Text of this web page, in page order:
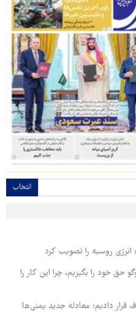
انتخاب
انرژی روسیه را تصویب کرد
حق خود را بگیریم، چرا این کار را
دادیم؛ معادله جدید یمنی‌ها